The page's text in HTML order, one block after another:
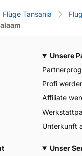
Flüge Tansania
Unsere
Profi
Affiliate
Unterkunft
Unser